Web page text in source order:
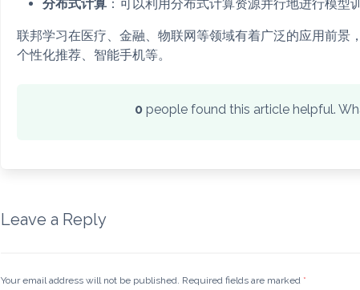
分布式计算 ：可以利用分布式计算资源并行地进行模型
联邦学习在医疗、金融、物联网等领域有着广泛的应用前景
个性化推荐、智能手机等。
0 people found this article helpful.
Leave a Reply
Your email address will not be published. Required fields are marked *